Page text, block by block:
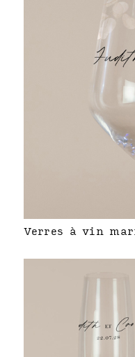
Verres à vin